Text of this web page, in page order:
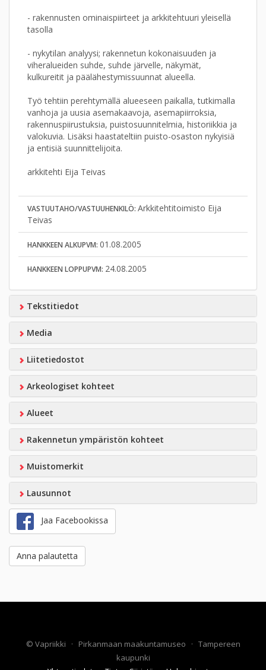
- rakennusten ominaispiirteet ja arkkitehtuuri yleisellä
tasolla
- nykytilan analyysi; rakennetun kokonaisuuden ja
viheralueiden suhde, suhde järvelle, näkymät,
kulkureitit ja päälähestymissuunnat alueella.
Työ tehtiin perehtymällä alueeseen paikalla, tutkimalla
vanhoja ja uusia asemakaavoja, asemapiirroksia,
rakennuspiirustuksia, puistosuunnitelmia, historiikkia ja
valokuvia. Lisäksi haastateltiin puisto-osaston nykyisiä
ja entisiä suunnittelijoita.
arkkitehti Eija Teivas
VASTUUTAHO/VASTUUHENKILÖ: Arkkitehtitoimisto Eija
Teivas
HANKKEEN ALKUPVM: 01.08.2005
HANKKEEN LOPPUPVM: 24.08.2005
Tekstitiedot
Media
Liitetiedostot
Arkeologiset kohteet
Alueet
Rakennetun ympäristön kohteet
Muistomerkit
Lausunnot
Jaa Facebookissa
Anna palautetta
© Vapriikki · Pirkanmaan maakuntamuseo · Tampereen
kaupunki